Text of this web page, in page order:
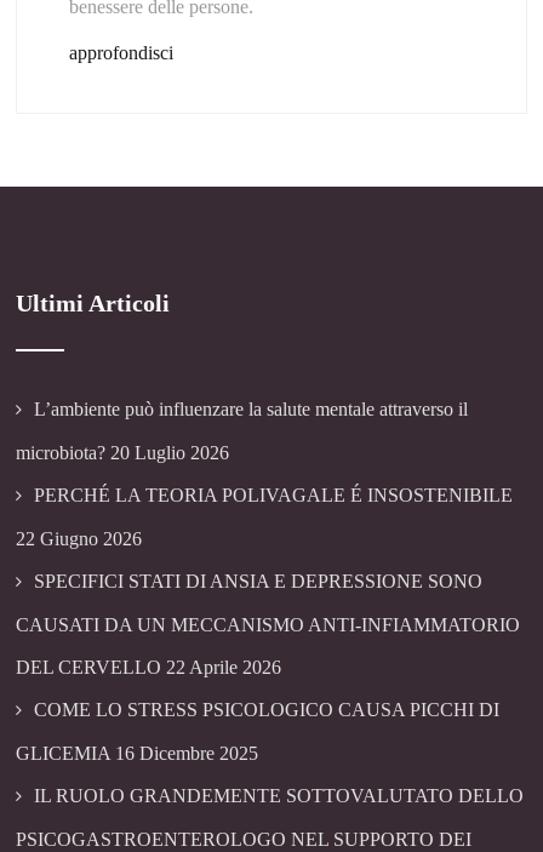
benessere delle persone.
approfondisci
Ultimi Articoli
L’ambiente può influenzare la salute mentale attraverso il
microbiota? 20 Luglio 2026
PERCHÉ LA TEORIA POLIVAGALE É INSOSTENIBILE
22 Giugno 2026
SPECIFICI STATI DI ANSIA E DEPRESSIONE SONO
CAUSATI DA UN MECCANISMO ANTI-INFIAMMATORIO
DEL CERVELLO 22 Aprile 2026
COME LO STRESS PSICOLOGICO CAUSA PICCHI DI
GLICEMIA 16 Dicembre 2025
IL RUOLO GRANDEMENTE SOTTOVALUTATO DELLO
PSICOGASTROENTEROLOGO NEL SUPPORTO DEI